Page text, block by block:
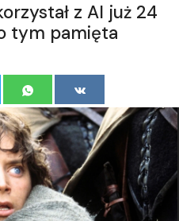
z AI już 24
tym pamięta